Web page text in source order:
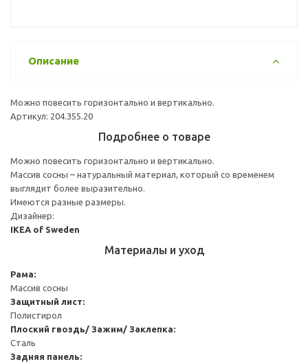
Описание
Можно повесить горизонтально и вертикально.
Артикул: 204.355.20
Подробнее о товаре
Можно повесить горизонтально и вертикально.
Массив сосны – натуральный материал, который со временем
выглядит более выразительно.
Имеются разные размеры.
Дизайнер:
IKEA of Sweden
Материалы и уход
Рама:
Массив сосны
Защитный лист:
Полистирол
Плоский гвоздь/ Зажим/ Заклепка:
Сталь
Задняя панель: